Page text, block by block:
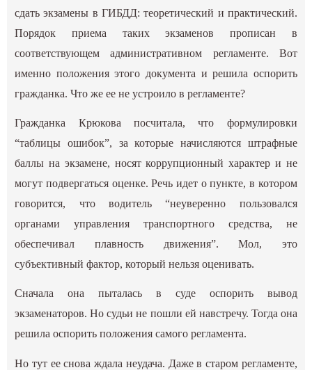
сдать экзамены в ГИБДД: теоретический и практический.
Порядок приема таких экзаменов прописан в
соответствующем административном регламенте. Вот
именно положения этого документа и решила оспорить
гражданка. Что же ее не устроило в регламенте?
Гражданка Крюкова посчитала, что формулировки
“таблицы ошибок”, за которые начисляются штрафные
баллы на экзамене, носят коррупционный характер и не
могут подвергаться оценке. Речь идет о пункте, в котором
говорится, что водитель “неуверенно пользовался
органами управления транспортного средства, не
обеспечивал плавность движения”. Мол, это
субъективный фактор, который нельзя оценивать.
Сначала она пыталась в суде оспорить вывод
экзаменаторов. Но судьи не пошли ей навстречу. Тогда она
решила оспорить положения самого регламента.
Но тут ее снова ждала неудача. Даже в старом регламенте,